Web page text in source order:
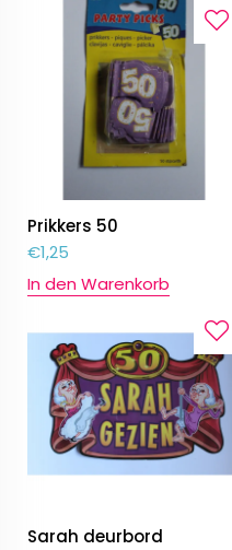
Prikkers 50
€1,25
In den Warenkorb
Sarah deurbord